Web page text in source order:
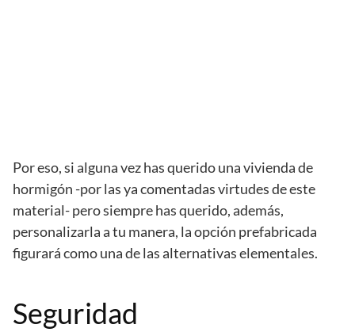
Por eso, si alguna vez has querido una vivienda de
hormigón -por las ya comentadas virtudes de este
material- pero siempre has querido, además,
personalizarla a tu manera, la opción prefabricada
figurará como una de las alternativas elementales.
Seguridad